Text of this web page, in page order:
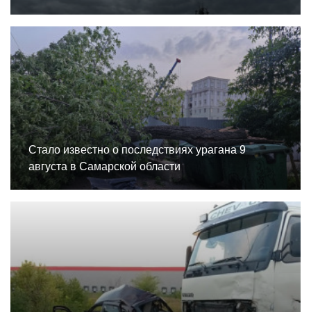
Стало известно о последствиях урагана 9
августа в Самарской области